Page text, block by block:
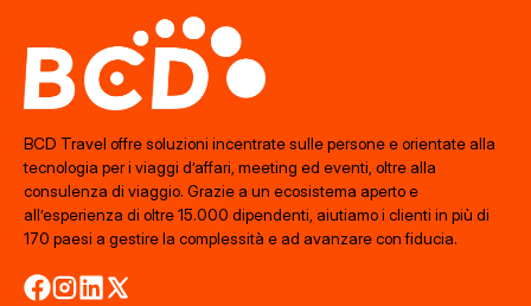
BCD Travel offre soluzioni incentrate sulle persone e orientate alla
tecnologia per i viaggi d’affari, meeting ed eventi, oltre alla
consulenza di viaggio. Grazie a un ecosistema aperto e
all’esperienza di oltre 15.000 dipendenti, aiutiamo i clienti in più di
170 paesi a gestire la complessità e ad avanzare con fiducia.